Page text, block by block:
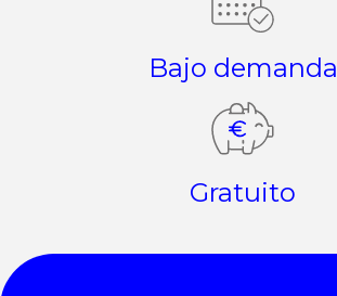
Bajo demanda
Gratuito